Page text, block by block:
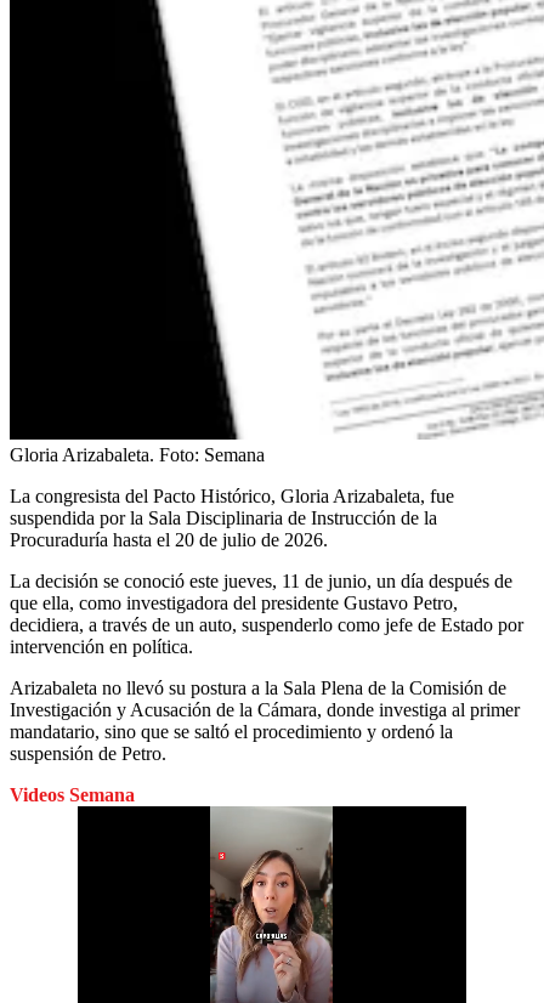
Gloria Arizabaleta. Foto: Semana
La congresista del Pacto Histórico, Gloria Arizabaleta, fue
suspendida por la Sala Disciplinaria de Instrucción de la
Procuraduría hasta el 20 de julio de 2026.
La decisión se conoció este jueves, 11 de junio, un día después de
que ella, como investigadora del presidente Gustavo Petro,
decidiera, a través de un auto, suspenderlo como jefe de Estado por
intervención en política.
Arizabaleta no llevó su postura a la Sala Plena de la Comisión de
Investigación y Acusación de la Cámara, donde investiga al primer
mandatario, sino que se saltó el procedimiento y ordenó la
suspensión de Petro.
Videos Semana